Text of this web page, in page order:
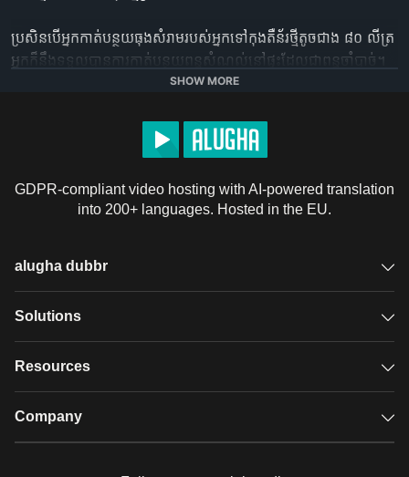
ប្រសិនបើអ្នកកាត់បន្ថយធុងសំរាមរបស់អ្នកទៅកុងតឺន័រថ្មីតូចជាង ៨០ លីត្រ
អ្នកក៏នឹងទទួលបានការកាត់បន្ថយពន្ធសំណល់នៅផ្ទះដែលជាពន្ធចាំបាច់។
ធ្វើការជ្រើសរើសអំពីសំរាមរបស់អ្នក
នៅចុងខែកុម្ភៈអ្នកបង់ពន្ធក្នុងស្រុកទាំងអស់សម្រាប់ទ្រព្យសម្បត្តិរបស់ពួកគេ
នឹងទទួលបានកញ្ចប់មួយនៅក្នុងសំបុត្រសួរអ្នកឱ្យធ្វើការជ្រើសរើសចេញពី
ផងដែរ។
ប្រសិនបើអ្នកមិនធ្វើការជ្រើសរើសអ្នកនឹងត្រូវបានផ្តល់ជូននូវជម្រើសលំនាំ
លីត្រ។ ផ្ទះក្រុងមានលំនាំដើមខុសគ្នា។ អ្នកអាចស្វែងយល់បន្ថែមនៅ
គេហទំព័រ www.greaterdandenong.com/greatbinswap
នាំមកជូនអ្នកដោយក្រុមប្រឹក្សាទីក្រុងឌែនឌិន
License Default alugha License
SHOW MORE
GDPR-compliant video hosting with AI-powered translation
into 200+ languages. Hosted in the EU.
alugha dubbr
Overview
Glossary
Solutions
GDPR video hosting
Resources
Case studies
Company